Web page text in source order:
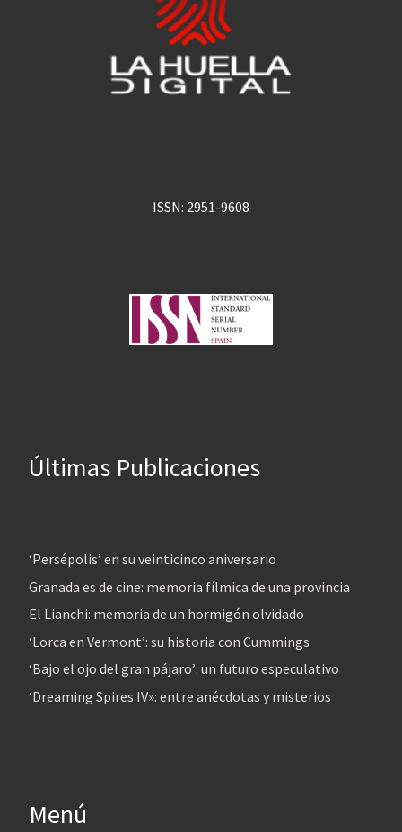
ISSN: 2951-9608
Últimas Publicaciones
‘Persépolis’ en su veinticinco aniversario
Granada es de cine: memoria fílmica de una provincia
El Lianchi: memoria de un hormigón olvidado
‘Lorca en Vermont’: su historia con Cummings
‘Bajo el ojo del gran pájaro’: un futuro especulativo
‘Dreaming Spires IV»: entre anécdotas y misterios
Menú